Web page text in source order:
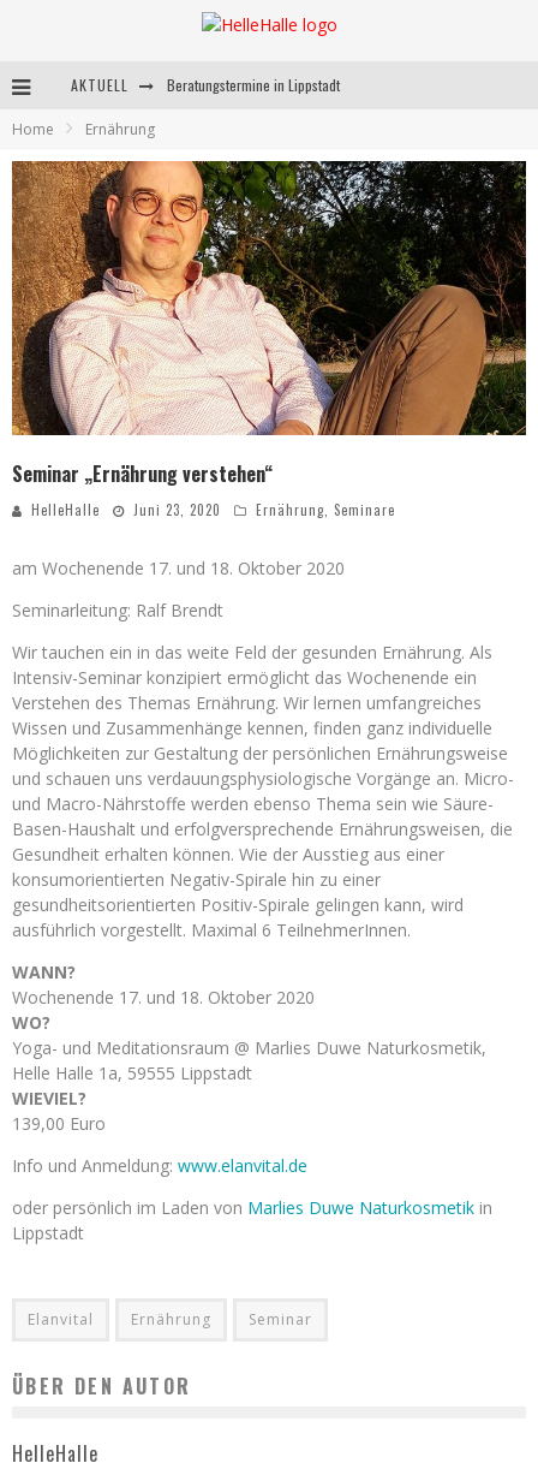
AKTUELL Beratungstermine in Lippstadt
Andrea Miorin-Bellermann
Kolumne-Ernährungsumstellung
Home Ernährung
Seminar „Ernährung verstehen“
HelleHalle Juni 23, 2020 Ernährung, Seminare
am Wochenende 17. und 18. Oktober 2020
Seminarleitung: Ralf Brendt
Wir tauchen ein in das weite Feld der gesunden Ernährung. Als
Intensiv-Seminar konzipiert ermöglicht das Wochenende ein
Verstehen des Themas Ernährung. Wir lernen umfangreiches
Wissen und Zusammenhänge kennen, finden ganz individuelle
Möglichkeiten zur Gestaltung der persönlichen Ernährungsweise
und schauen uns verdauungsphysiologische Vorgänge an. Micro-
und Macro-Nährstoffe werden ebenso Thema sein wie Säure-
Basen-Haushalt und erfolgversprechende Ernährungsweisen, die
Gesundheit erhalten können. Wie der Ausstieg aus einer
konsumorientierten Negativ-Spirale hin zu einer
gesundheitsorientierten Positiv-Spirale gelingen kann, wird
ausführlich vorgestellt. Maximal 6 TeilnehmerInnen.
WANN?
Wochenende 17. und 18. Oktober 2020
WO?
Yoga- und Meditationsraum @ Marlies Duwe Naturkosmetik,
Helle Halle 1a, 59555 Lippstadt
WIEVIEL?
139,00 Euro
Info und Anmeldung: www.elanvital.de
oder persönlich im Laden von Marlies Duwe Naturkosmetik in
Lippstadt
Elanvital Ernährung Seminar
ÜBER DEN AUTOR
HelleHalle